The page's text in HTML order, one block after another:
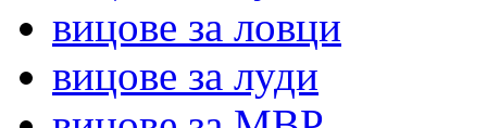
вицове за ловци
вицове за луди